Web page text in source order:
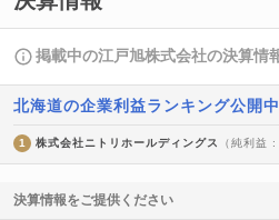
掲載中の江戸旭株式会社の決算情
北海道の企業利益ランキング公開中
1 株式会社ニトリホールディングス （純利益
決算情報をご提供ください